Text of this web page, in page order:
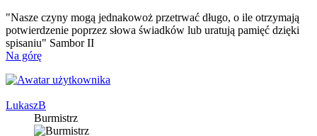
"Nasze czyny mogą jednakowoż przetrwać długo, o ile otrzymają
potwierdzenie poprzez słowa świadków lub uratują pamięć dzięki
spisaniu" Sambor II
Na górę
LukaszB
Burmistrz